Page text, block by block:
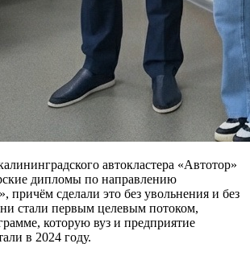
автокластера «Автотор»
дипломы по направлению
причём сделали это без увольнения и без
стали первым целевым потоком,
которую вуз и предприятие
в 2024 году.